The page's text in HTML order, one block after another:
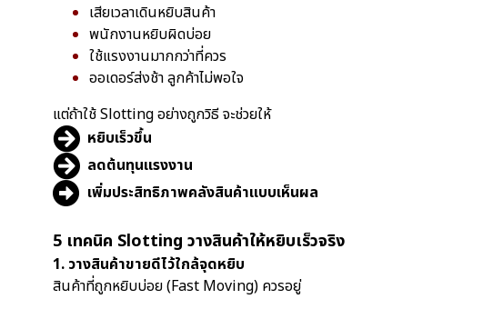
เสียเวลาเดินหยิบสินค้า
พนักงานหยิบผิดบ่อย
ใช้แรงงานมากกว่าที่ควร
ออเดอร์ส่งช้า ลูกค้าไม่พอใจ
แต่ถ้าใช้ Slotting อย่างถูกวิธี จะช่วยให้
หยิบเร็วขึ้น
ลดต้นทุนแรงงาน
เพิ่มประสิทธิภาพคลังสินค้าแบบเห็นผล
5 เทคนิค Slotting วางสินค้าให้หยิบเร็วจริง
1. วางสินค้าขายดีไว้ใกล้จุดหยิบ
สินค้าที่ถูกหยิบบ่อย (Fast Moving) ควรอยู่